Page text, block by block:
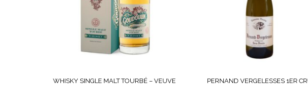
WHISKY SINGLE MALT TOURBÉ – VEUVE
PERNAND VERGELESSES 1ER